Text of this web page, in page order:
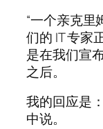
“一个亲克
们的 IT 专家
是在我们宣
之后。
我的回应是
中说。